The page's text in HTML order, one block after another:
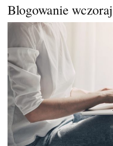
Blogowanie